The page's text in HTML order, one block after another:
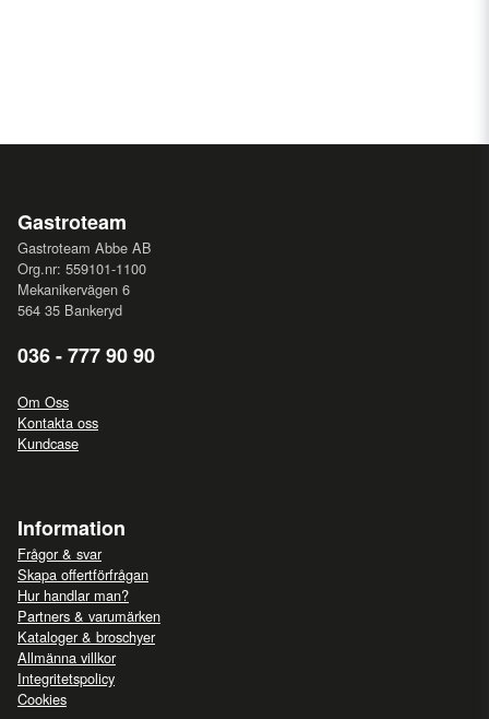
Gastroteam
Gastroteam Abbe AB
Org.nr: 559101-1100
Mekanikervägen 6
564 35 Bankeryd
036 - 777 90 90
Om Oss
Kontakta oss
Kundcase
Information
Frågor & svar
Skapa offertförfrågan
Hur handlar man?
Partners & varumärken
Kataloger & broschyer
Allmänna villkor
Integritetspolicy
Cookies